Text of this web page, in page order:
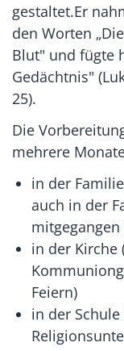
gestaltet.Er
den Worten
Blut" und fügte
Gedächtnis"
25).
Die
mehrere
in der
auch in der
in der Kirche
Feiern)
in der